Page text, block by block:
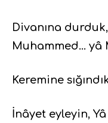
Divanına
Muhammed… yâ
Keremine
İnâyet eyleyin,